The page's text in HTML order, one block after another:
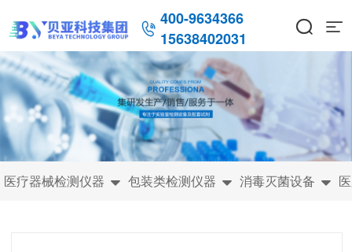
 400-9634366
15638402031
 
医疗器械检测仪器  包装类检测仪器  消毒灭菌设备 